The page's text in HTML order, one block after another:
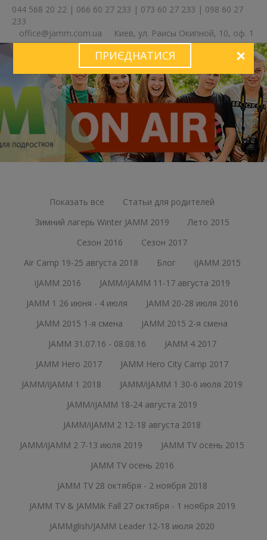
044 568 20 22 | 066 60 27 233 | 073 60 27 233 | 098 60 27
233
office@jamm.com.ua
Киев, ул. Раисы Окипной, 10, оф. 1
Показать все
Статьи для родителей
Зимний лагерь Winter JAMM 2019
Лето 2015
Сезон 2016
Сезон 2017
Air Camp 19-25 августа 2018
Блог
iJAMM 2015
iJAMM 2016
JAMM/iJAMM 11-17 августа 2019
JAMM 1 26 июня - 4 июля
JAMM 20-28 июля 2016
JAMM 2015 1-я смена
JAMM 2015 2-я смена
JAMM 31.07.16 - 08.08.16
JAMM 4 2017
JAMM Hero 2017
JAMM Hero City Camp 2017
JAMM/iJAMM 1 2018
JAMM/iJAMM 1 30-6 июля 2019
JAMM/iJAMM 18-24 августа 2019
JAMM/iJAMM 2 12-18 августа 2018
JAMM/iJAMM 2 7-13 июля 2019
JAMM TV осень 2015
JAMM TV осень 2016
JAMM TV 28 октября - 2 ноября 2018
JAMM TV & JAMMik Fall 27 октября - 1 ноября 2019
JAMMglish/JAMM Leader 12-18 июля 2020
ПРИЄДНАТИСЯ